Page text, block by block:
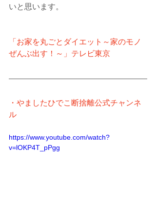
いと思います。
「お家を丸ごとダイエット～家のモノ
ぜんぶ出す！～」テレビ東京
・やましたひでこ断捨離公式チャンネ
ル
https://www.youtube.com/watch?
v=lOKP4T_pPgg